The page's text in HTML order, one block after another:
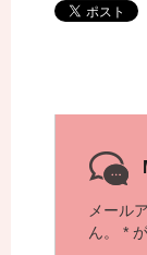
メール
ん。
*